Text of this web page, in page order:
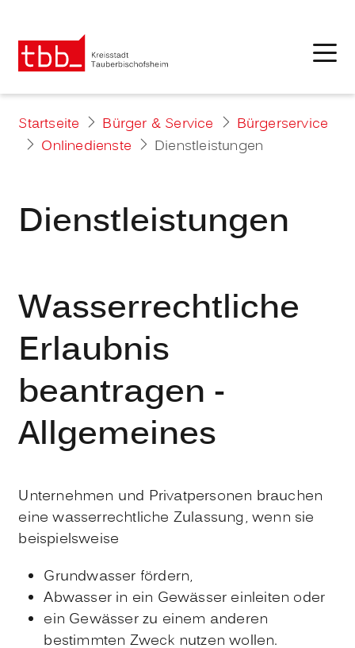
Startseite Bürger & Service
Bürgerservice
Onlinedienste
Dienstleistungen
Dienstleistungen
Wasserrechtliche
Erlaubnis
beantragen -
Allgemeines
Unternehmen und Privatpersonen brauchen
eine wasserrechtliche Zulassung, wenn sie
beispielsweise
Grundwasser fördern,
Abwasser in ein Gewässer einleiten oder
ein Gewässer zu einem anderen
bestimmten Zweck nutzen wollen.